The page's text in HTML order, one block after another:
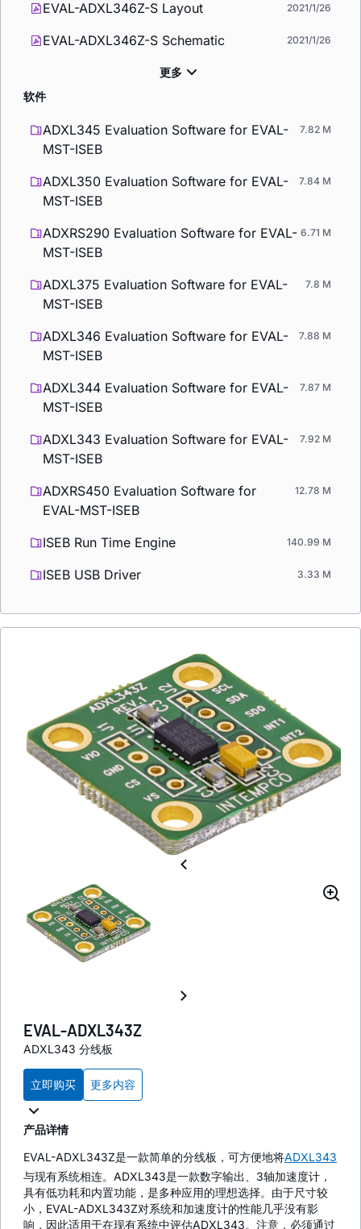
EVAL-ADXL346Z-S Layout 2021/1/26
EVAL-ADXL346Z-S Schematic 2021/1/26
软件
ADXL345 Evaluation Software for EVAL-
MST-ISEB
7.82 M
ADXL350 Evaluation Software for EVAL-
MST-ISEB
7.84 M
ADXRS290 Evaluation Software for EVAL-
MST-ISEB
6.71 M
ADXL375 Evaluation Software for EVAL-
MST-ISEB
7.8 M
ADXL346 Evaluation Software for EVAL-
MST-ISEB
7.88 M
ADXL344 Evaluation Software for EVAL-
MST-ISEB
7.87 M
ADXL343 Evaluation Software for EVAL-
MST-ISEB
7.92 M
ADXRS450 Evaluation Software for
EVAL-MST-ISEB
12.78 M
ISEB Run Time Engine 140.99 M
ISEB USB Driver 3.33 M
EVAL-ADXL343Z
ADXL343 分线板
立即购买 更多内容
产品详情
EVAL-ADXL343Z是一款简单的分线板，可方便地将ADXL343
与现有系统相连。ADXL343是一款数字输出、3轴加速度计，
具有低功耗和内置功能，是多种应用的理想选择。由于尺寸较
小，EVAL-ADXL343Z对系统和加速度计的性能几乎没有影
响，因此适用于在现有系统中评估ADXL343。注意，必须通过